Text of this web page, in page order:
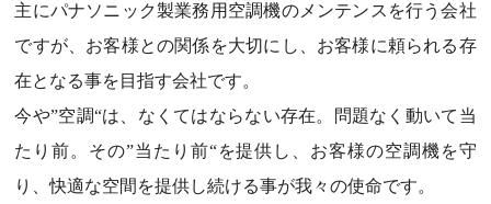
主にパナソニック製業務用空調機のメンテンスを行う会社
ですが、お客様との関係を大切にし、お客様に頼られる存
在となる事を目指す会社です。
今や”空調“は、なくてはならない存在。問題なく動いて当
たり前。その”当たり前“を提供し、お客様の空調機を守
り、快適な空間を提供し続ける事が我々の使命です。